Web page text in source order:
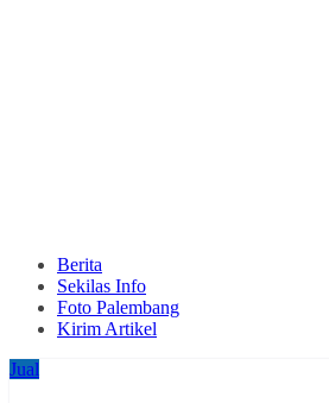
Berita
Sekilas Info
Foto Palembang
Kirim Artikel
Jual